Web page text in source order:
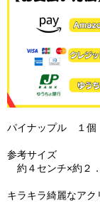
パイナップル １個
参考サイズ
約４センチ×約２
キラキラ綺麗なアク